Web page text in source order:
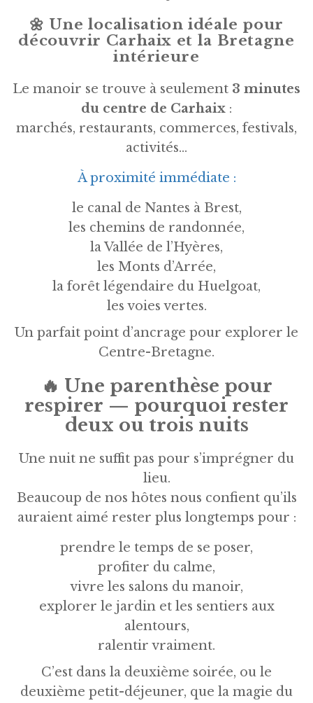
🌼 Une localisation idéale pour
découvrir Carhaix et la Bretagne
intérieure
Le manoir se trouve à seulement 3 minutes
du centre de Carhaix :
marchés, restaurants, commerces, festivals,
activités…
À proximité immédiate :
le canal de Nantes à Brest,
les chemins de randonnée,
la Vallée de l’Hyères,
les Monts d’Arrée,
la forêt légendaire du Huelgoat,
les voies vertes.
Un parfait point d’ancrage pour explorer le
Centre-Bretagne.
🔥 Une parenthèse pour
respirer — pourquoi rester
deux ou trois nuits
Une nuit ne suffit pas pour s’imprégner du
lieu.
Beaucoup de nos hôtes nous confient qu’ils
auraient aimé rester plus longtemps pour :
prendre le temps de se poser,
profiter du calme,
vivre les salons du manoir,
explorer le jardin et les sentiers aux
alentours,
ralentir vraiment.
C’est dans la deuxième soirée, ou le
deuxième petit-déjeuner, que la magie du